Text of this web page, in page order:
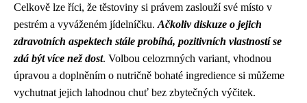
Celkově lze říci, že těstoviny si právem zaslouží své místo v
pestrém a vyváženém jídelníčku. Ačkoliv diskuze o jejich
zdravotních aspektech stále probíhá, pozitivních vlastností se
zdá být více než dost. Volbou celozrnných variant, vhodnou
úpravou a doplněním o nutričně bohaté ingredience si můžeme
vychutnat jejich lahodnou chuť bez zbytečných výčitek.